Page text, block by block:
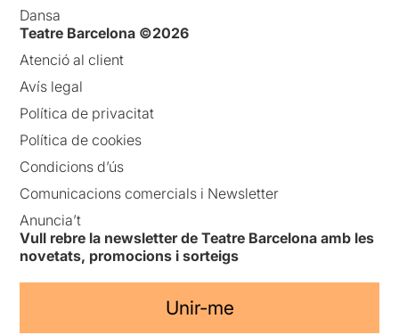
Dansa
Teatre Barcelona ©2026
Atenció al client
Avís legal
Política de privacitat
Política de cookies
Condicions d’ús
Comunicacions comercials i Newsletter
Anuncia’t
Vull rebre la newsletter de Teatre Barcelona amb les
novetats, promocions i sorteigs
Unir-me